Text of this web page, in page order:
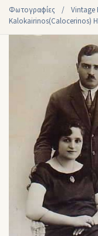
Φωτογραφίες / Vintage
Kalokairinos(Calocerinos)